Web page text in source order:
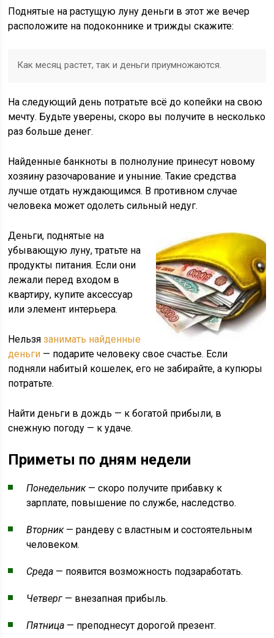
Поднятые на растущую луну деньги в этот же вечер
расположите на подоконнике и трижды скажите:
Как месяц растет, так и деньги приумножаются.
На следующий день потратьте всё до копейки на свою
мечту. Будьте уверены, скоро вы получите в несколько
раз больше денег.
Найденные банкноты в полнолуние принесут новому
хозяину разочарование и уныние. Такие средства
лучше отдать нуждающимся. В противном случае
человека может одолеть сильный недуг.
Деньги, поднятые на
убывающую луну, тратьте на
продукты питания. Если они
лежали перед входом в
квартиру, купите аксессуар
или элемент интерьера.
Нельзязанимать найденные
деньги — подарите человеку свое счастье. Если
подняли набитый кошелек, его не забирайте, а купюры
потратьте.
Найти деньги в дождь — к богатой прибыли, в
снежную погоду — к удаче.
Приметы по дням недели
Понедельник— скоро получите прибавку к
зарплате, повышение по службе, наследство.
Вторник— рандеву с властным и состоятельным
человеком.
Среда — появится возможность подзаработать.
Четверг — внезапная прибыль.
Пятница — преподнесут дорогой презент.